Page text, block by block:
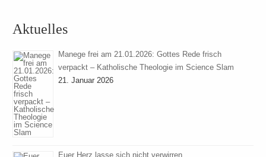
Aktuelles
Manege frei am 21.01.2026: Gottes Rede frisch
verpackt – Katholische Theologie im Science Slam
21. Januar 2026
Euer Herz lasse sich nicht verwirren